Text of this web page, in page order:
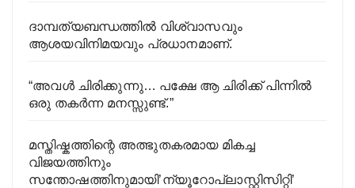
ദാമ്പത്യബന്ധത്തിൽ വിശ്വാസവും
ആശയവിനിമയവും പ്രധാനമാണ്.
“അവൾ ചിരിക്കുന്നു… പക്ഷേ ആ ചിരിക്ക് പിന്നിൽ
ഒരു തകർന്ന മനസ്സുണ്ട്.”
മസ്തിഷ്കത്തിന്റെ അത്ഭുതകരമായ മികച്ച
വിജയത്തിനും
സന്തോഷത്തിനുമായി’ന്യൂറോപ്ലാസ്റ്റിസിറ്റി’